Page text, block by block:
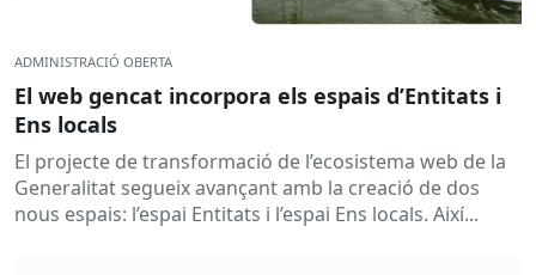
ADMINISTRACIÓ OBERTA
El web gencat incorpora els espais d’Entitats i
Ens locals
El projecte de transformació de l’ecosistema web de la
Generalitat segueix avançant amb la creació de dos
nous espais: l’espai Entitats i l’espai Ens locals. Així...